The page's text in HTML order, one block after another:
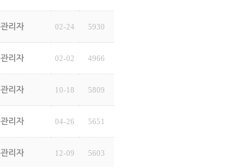
관리자 02-24 5930
관리자 02-02 4966
관리자 10-18 5809
관리자 04-26 5651
관리자 12-09 5603